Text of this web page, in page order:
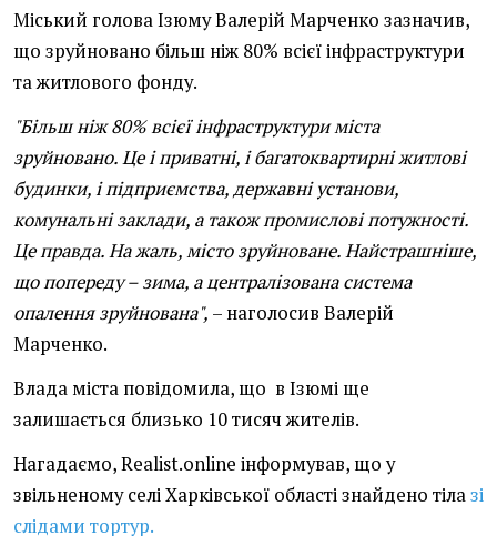
Міський голова Ізюму Валерій Марченко зазначив,
що зруйновано більш ніж 80% всієї інфраструктури
та житлового фонду.
"Більш ніж 80% всієї інфраструктури міста
зруйновано. Це і приватні, і багатоквартирні житлові
будинки, і підприємства, державні установи,
комунальні заклади, а також промислові потужності.
Це правда. На жаль, місто зруйноване. Найстрашніше,
що попереду – зима, а централізована система
опалення зруйнована", – наголосив Валерій
Марченко.
Влада міста повідомила, що в Ізюмі ще
залишається близько 10 тисяч жителів.
Нагадаємо, Realist.online інформував, що у
звільненому селі Харківської області знайдено тілазі
слідами тортур.